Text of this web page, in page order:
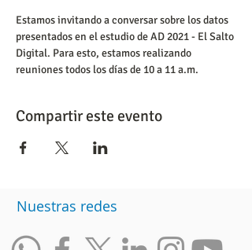
Estamos invitando a conversar sobre los datos
presentados en el estudio de AD 2021 - El Salto
Digital. Para esto, estamos realizando
reuniones todos los días de 10 a 11 a.m.
Compartir este evento
Nuestras redes